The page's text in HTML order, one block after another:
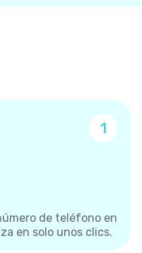
1
de teléfono en
en solo unos clics.